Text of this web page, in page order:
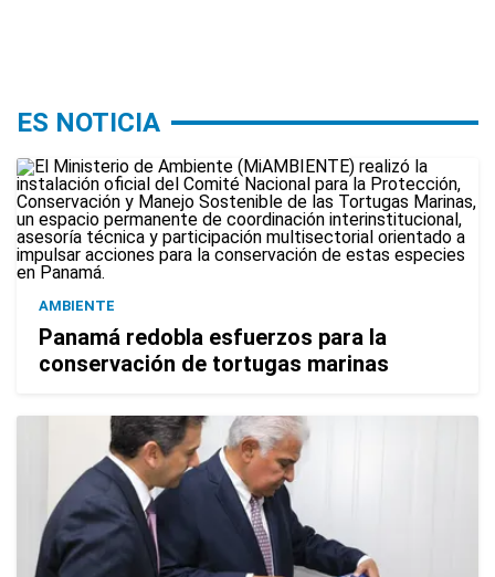
ES NOTICIA
AMBIENTE
Panamá redobla esfuerzos para la
conservación de tortugas marinas